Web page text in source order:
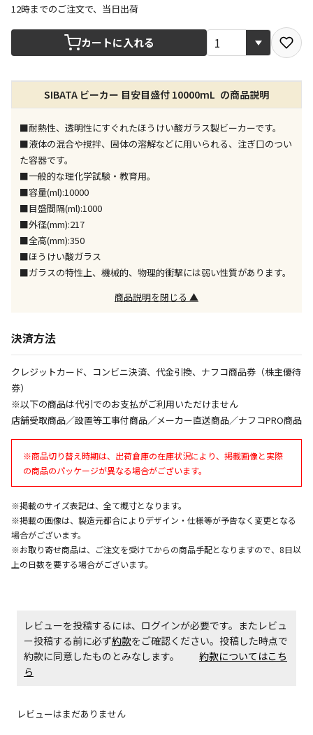
宅配や店舗受取を選択できる商品です
店舗のみで受取できる商品です（宅配便でのお届けが
できません）
※同時購入の商品は、全て同じ店舗での受取となりま
す
特定の店舗のみで受取ができる商品です（宅配便での
お届けができません）
※同時購入の商品は、全て同じ店舗での受取となりま
す
委託業者によりお届けする商品です
※ほか商品との同時購入はできません。お手数です
が、ご購入手続きを分けてお買い求めください
※支払い方法の代金引換は選択できません。
※電話注文はできません。
宅配のみでお届けする商品です（店舗受取は選択でき
午前9時までのご注文確定した商品については、当日に
ただし、メーカーの営業日に基づき出荷手続きを行う
ため、通常よりお時間をいただく場合がございます。
また、日曜・祝日や年末年始などの長期休業期間中
は、休業明けからの出荷対応となります。
設置工事代金も含まれた商品です
お見積商品です。金額・施工日はお打ち合わせの上、
決定となります。
エアコンの取付工事が必要な商品です。別途費用が発
商品購入個数ごとに送料がかかる商品です
12時までのご注文で、当日出荷
カートに入れる
SIBATA ビーカー 目安目盛付 10000mL の商品説明
■耐熱性、透明性にすぐれたほうけい酸ガラス製ビーカーです。
■液体の混合や撹拌、固体の溶解などに用いられる、注ぎ口のつい
た容器です。
■一般的な理化学試験・教育用。
■容量(ml):10000
■目盛間隔(ml):1000
■外径(mm):217
■全高(mm):350
■ほうけい酸ガラス
■ガラスの特性上、機械的、物理的衝撃には弱い性質があります。
商品説明を閉じる ▲
決済方法
クレジットカード、コンビニ決済、代金引換、ナフコ商品券（株主優待
券）
※以下の商品は代引でのお支払がご利用いただけません
店舗受取商品／設置等工事付商品／メーカー直送商品／ナフコPRO商品
※商品切り替え時期は、出荷倉庫の在庫状況により、掲載画像と実際
の商品のパッケージが異なる場合がございます。
※掲載のサイズ表記は、全て概寸となります。
※掲載の画像は、製造元都合によりデザイン・仕様等が予告なく変更となる
場合がございます。
※お取り寄せ商品は、ご注文を受けてからの商品手配となりますので、8日以
上の日数を要する場合がございます。
レビューを投稿するには、ログインが必要です。またレビュ
ー投稿する前に必ず約款をご確認ください。投稿した時点で
約款に同意したものとみなします。 約款についてはこち
ら
レビューはまだありません